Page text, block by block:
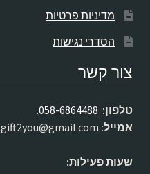
מדיניות פרטיות
הסדרי נגישות
צור קשר
טלפון: 058-6864488
.
אמייל:
שעות פעילות: